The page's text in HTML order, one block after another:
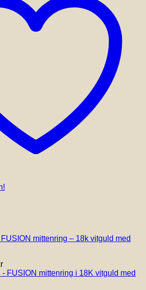
mittenring – 18k vitguld med
Prisintervall:
31,000 kr